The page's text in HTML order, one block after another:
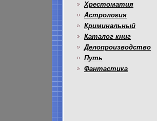
Хрестоматия
Астрология
Криминальный
Каталог книг
Делопроизводство
Путь
Фантастика